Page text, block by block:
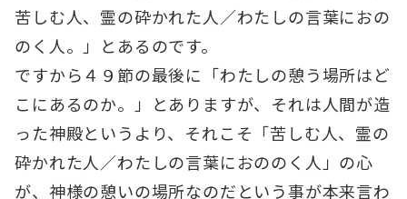
苦しむ人、霊の砕かれた人／わたしの言葉におの
のく人。」とあるのです。
ですから４９節の最後に「わたしの憩う場所はど
こにあるのか。」とありますが、それは人間が造
った神殿というより、それこそ「苦しむ人、霊の
砕かれた人／わたしの言葉におののく人」の心
が、神様の憩いの場所なのだという事が本来言わ